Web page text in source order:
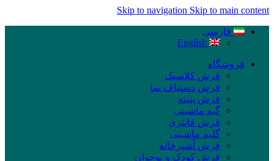
Skip to navigation Skip to main content
فارسی
English
فروشگاه
فرش کلاسیک
فرش دستباف نما
فرش پتینه
گبه ماشینی
فرش فانتزی
گلیم ماشینی
فرش آشپزخانه
فرش کودک و نوجوان